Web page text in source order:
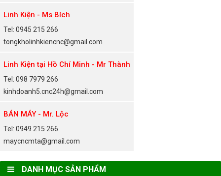
Linh Kiện - Ms Bích
Tel: 0945 215 266
tongkholinhkiencnc@gmail.com
Linh Kiện tại Hồ Chí Minh - Mr Thành
Tel: 098 7979 266
kinhdoanh5.cnc24h@gmail.com
BÁN MÁY - Mr. Lộc
Tel: 0949 215 266
maycncmta@gmail.com
DANH MỤC SẢN PHẨM